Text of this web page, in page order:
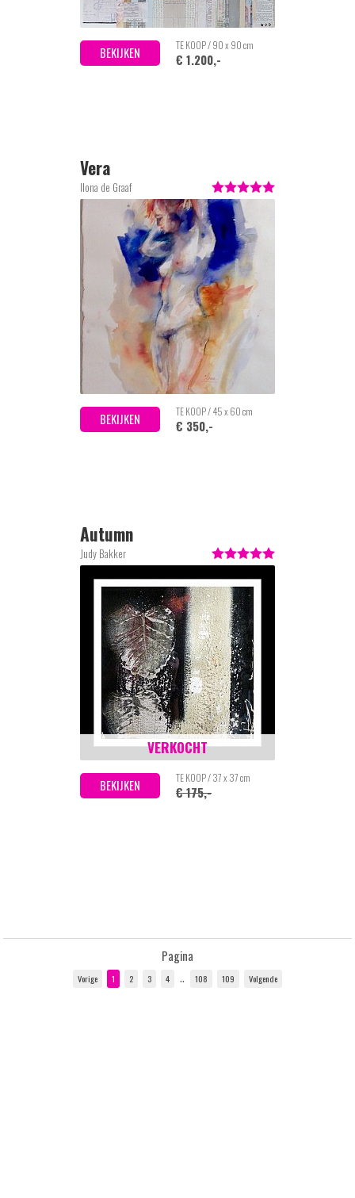
BEKIJKEN TE KOOP / 90 x 90 cm
€ 1.200,-
Vera
Ilona de Graaf
BEKIJKEN TE KOOP / 45 x 60 cm
€ 350,-
Autumn
Judy Bakker
BEKIJKEN TE KOOP / 37 x 37 cm
€ 175,-
VERKOCHT
Pagina
..